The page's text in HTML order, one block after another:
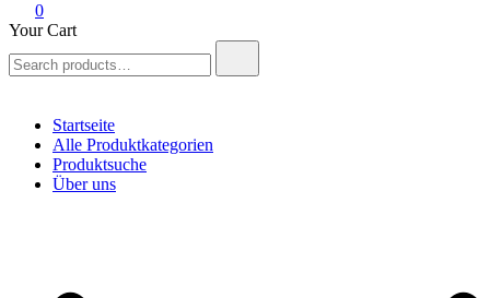
0
Your Cart
for:
Startseite
Alle Produktkategorien
Produktsuche
Über uns